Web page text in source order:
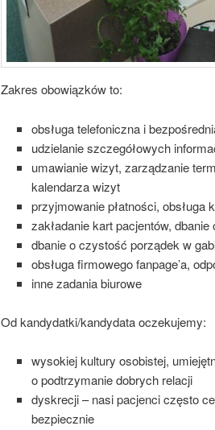
Zakres obowiązków to:
obsługa telefoniczna i
udzielanie szczegółowych
umawianie wizyt, zarządzanie
kalendarza wizyt
przyjmowanie płatności, obsługa
zakładanie kart pacjentów,
dbanie o czystość porządek w
obsługa firmowego fanpage’a,
inne zadania biurowe
Od kandydatki/kandydata oczekujemy:
wysokiej kultury osobistej,
o podtrzymanie dobrych relacji
dyskrecji – nasi pacjenci często
bezpiecznie